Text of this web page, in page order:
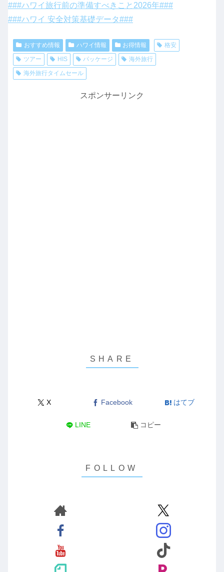
###ハワイ旅行前の準備すべきこと2026年###
###ハワイ 安全対策基礎データ###
おすすめ情報 ハワイ情報 お得情報
格安
ツアー
HIS パッケージ
海外旅行
海外旅行タイムセール
スポンサーリンク
X Facebook はてブ
LINE コピー